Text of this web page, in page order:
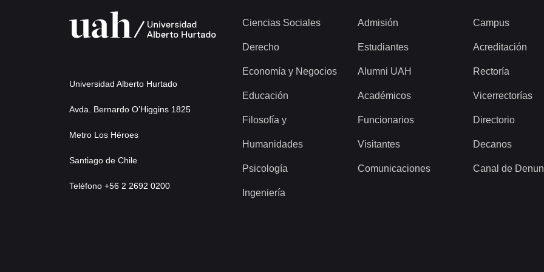
Universidad Alberto Hurtado
Avda. Bernardo O’Higgins 1825
Metro Los Héroes
Santiago de Chile
Teléfono +56 2 2692 0200
Ciencias Sociales
Derecho
Economía y Negocios
Educación
Filosofía y
Humanidades
Psicología
Ingeniería
Admisión
Estudiantes
Alumni UAH
Académicos
Funcionarios
Visitantes
Comunicaciones
Campus
Acreditación
Rectoría
Vicerrectorías
Directorio
Decanos
Canal de